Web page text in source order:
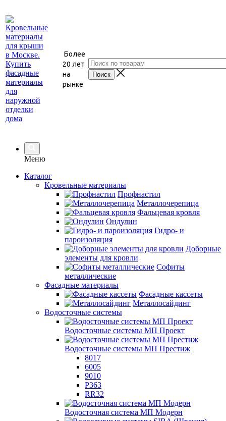
Более
20 лет
на
рынке
Меню
Каталог
Кровельные материалы
Профнастил
Металлочерепица
Фальцевая кровля
Ондулин
Гидро- и
пароизоляция
Доборные
элементы для кровли
Софиты
металлические
Фасадные материалы
Фасадные кассеты
Металлосайдинг
Водосточные системы
Водосточные системы МП Проект
Водосточные системы МП Престиж
8017
6005
9010
P363
RR32
Водосточная система МП Модерн